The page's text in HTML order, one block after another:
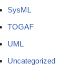
SysML
TOGAF
UML
Uncategorized